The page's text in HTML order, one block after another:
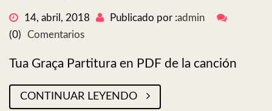
14, abril, 2018 Publicado por :admin
(0)
Comentarios
Tua Graça Partitura en PDF de la canción
CONTINUAR LEYENDO